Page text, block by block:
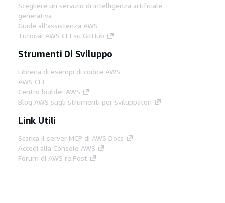
Scegliere un servizio di intelligenza artificiale
generativa
Guide all'assistenza AWS
Tutorial AWS CLI su GitHub
Strumenti Di Sviluppo
Libreria di esempi di codice AWS
AWS CLI
Centro builder AWS
Blog AWS sugli strumenti per sviluppatori
Link Utili
Scarica il server MCP di AWS Docs
Accedi alla Console AWS
Forum di AWS re:Post